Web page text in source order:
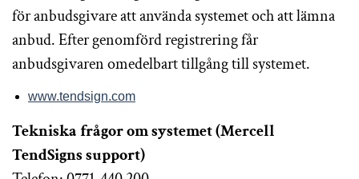
för anbudsgivare att använda systemet och att lämna
anbud. Efter genomförd registrering får
anbudsgivaren omedelbart tillgång till systemet.
www.tendsign.com
Tekniska frågor om systemet (Mercell
TendSigns support)